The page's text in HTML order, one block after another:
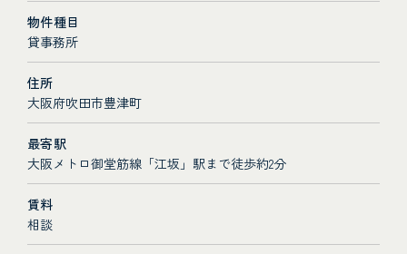
物件種目
貸事務所
住所
大阪府吹田市豊津町
最寄駅
大阪メトロ御堂筋線「江坂」駅まで徒歩約2分
賃料
相談